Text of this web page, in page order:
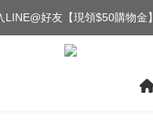
LINE@好友【現領$50購物金】